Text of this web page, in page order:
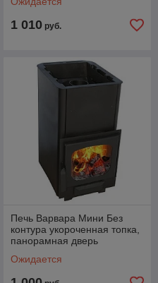
1 010 руб.
Печь Варвара Мини Без
контура укороченная топка,
панорамная дверь
Ожидается